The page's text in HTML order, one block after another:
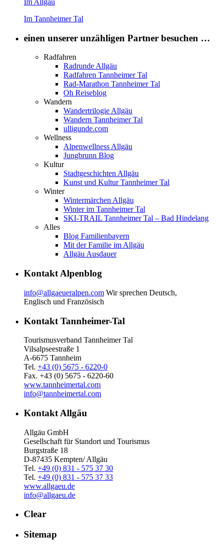
Im Allgäu
Im Tannheimer Tal
einen unserer unzähligen Partner besuchen …
Radfahren
Radrunde Allgäu
Radfahren Tannheimer Tal
Rad-Marathon Tannheimer Tal
Oh Reiseblog
Wandern
Wandertrilogie Allgäu
Wandern Tannheimer Tal
ulligunde.com
Wellness
Alpenwellness Allgäu
Jungbrunn Blog
Kultur
Stadtgeschichten Allgäu
Kunst und Kultur Tannheimer Tal
Winter
Wintermärchen Allgäu
Winter im Tannheimer Tal
SKI-TRAIL Tannheimer Tal – Bad Hindelang
Alles
Blog Familienbayern
Mit der Familie im Allgäu
Allgäu Ausdauer
Kontakt Alpenblog
info@allgaeueralpen.com Wir sprechen Deutsch,
Englisch und Französisch
Kontakt Tannheimer-Tal
Tourismusverband Tannheimer Tal
Vilsalpseestraße 1
A-6675 Tannheim
Tel. +43 (0) 5675 - 6220-0
Fax. +43 (0) 5675 - 6220-60
www.tannheimertal.com
info@tannheimertal.com
Kontakt Allgäu
Allgäu GmbH
Gesellschaft für Standort und Tourismus
Burgstraße 18
D-87435 Kempten/ Allgäu
Tel. +49 (0) 831 - 575 37 30
Tel. +49 (0) 831 - 575 37 33
www.allgaeu.de
info@allgaeu.de
Clear
Sitemap